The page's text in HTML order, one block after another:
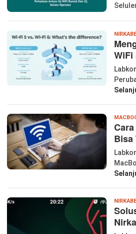
WiFi
Bisa